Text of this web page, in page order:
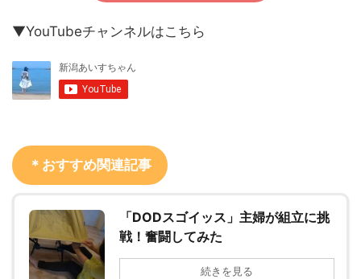
▼YouTubeチャンネルはこちら
＊おすすめ関連記事
「DODスゴイッス」主婦が組立に挑
戦！奮闘してみた
続きを見る